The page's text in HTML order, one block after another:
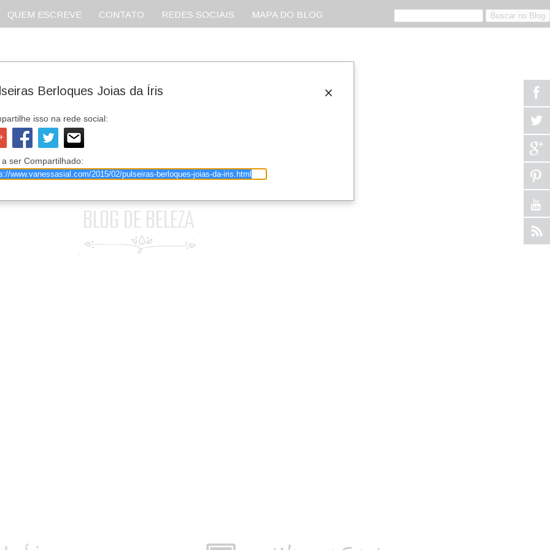
QUEM ESCREVE CONTATO REDES SOCIAIS MAPA DO BLOG
Berloques Joias da Íris ×
isso na rede social:
a ser Compartilhado: